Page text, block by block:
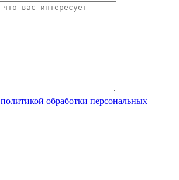
политикой обработки персональных